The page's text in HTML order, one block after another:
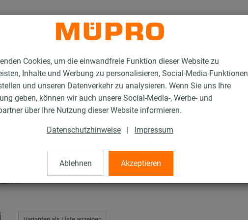
Cookies, um die einwandfreie Funktion dieser Website zu
Inhalte und Werbung zu personalisieren, Social-Media-Funktionen
und unseren Datenverkehr zu analysieren. Wenn Sie uns Ihre
geben, können wir auch unsere Social-Media-, Werbe- und
über Ihre Nutzung dieser Website informieren.
Datenschutzhinweise | Impressum
Ablehnen Akzeptieren
MPC-Halteklammern